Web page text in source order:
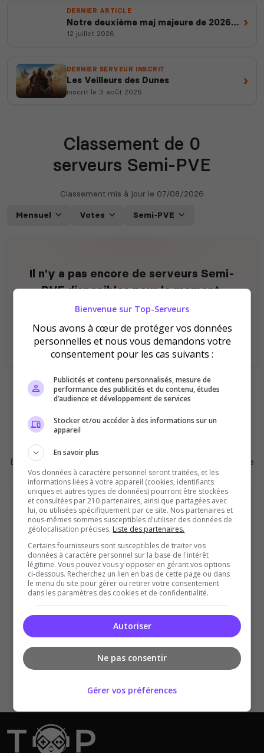
DERNIER ARTICLE
Notre deuxième maj majeure de 2026
est en ligne
12 juillet 2026
›
DERNIER SERVEUR INSCRIT
Les Veilleurs des Dunes
inscrit le 3 août 2026
›
Classement de 0
serveurs Semi-PVE
Classement mis à jour le 07/08/2026
Mensuel Votes Semi-PVE
Il n'y a pas encore de serveurs Semi-
PVE disponibles pour le moment.
Vous avez un serveur Dune Awakening ? Soyez le
un serveur Semi-PVE sur ce Top
Ajouter votre serveur sur le Top !
Explorez d'autres jeux populaires sur notre plateforme
POPULAIRE
GTA
8735 serveurs GTA
POPULAIRE
Minecraft
2139 serveurs Minecraft
ARK Survival Ascended
418 serveurs ARK Survival Ascended
Bienvenue sur Top-Serveurs
Nous avons à cœur de protéger vos données
personnelles et nous vous demandons votre
consentement pour les cas suivants :
Publicités et contenu personnalisés, mesure de
performance des publicités et du contenu, études
d’audience et développement de services
Stocker et/ou accéder à des informations sur un
appareil
En savoir plus
Vos données à caractère personnel seront traitées, et les
informations liées à votre appareil (cookies, identifiants
uniques et autres types de données) pourront être stockées
et consultées par 210 partenaires, ainsi que partagées avec
lui, ou utilisées spécifiquement par ce site. Nos partenaires et
nous-mêmes sommes susceptibles d'utiliser des données de
géolocalisation précises. Liste des partenaires.
Certains fournisseurs sont susceptibles de traiter vos
données à caractère personnel sur la base de l'intérêt
légitime. Vous pouvez vous y opposer en gérant vos options
ci-dessous. Recherchez un lien en bas de cette page ou dans
le menu du site pour gérer ou retirer votre consentement
dans les paramètres des cookies et de confidentialité.
Autoriser
Ne pas consentir
Gérer vos préférences